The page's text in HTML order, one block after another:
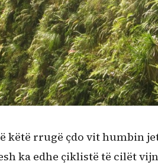
këtë rrugë çdo vit humbin
ka edhe çiklistë të cilët